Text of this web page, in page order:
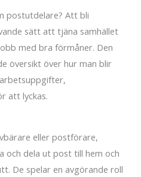
postutdelare? Att bli
sätt att tjäna samhället
med bra förmåner. Den
översikt över hur man blir
att lyckas.
eller postförare,
dela ut post till hem och
De spelar en avgörande roll